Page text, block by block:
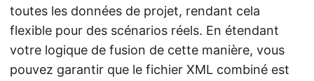
toutes les données de projet, rendant cela
flexible pour des scénarios réels. En étendant
votre logique de fusion de cette manière, vous
pouvez garantir que le fichier XML combiné est